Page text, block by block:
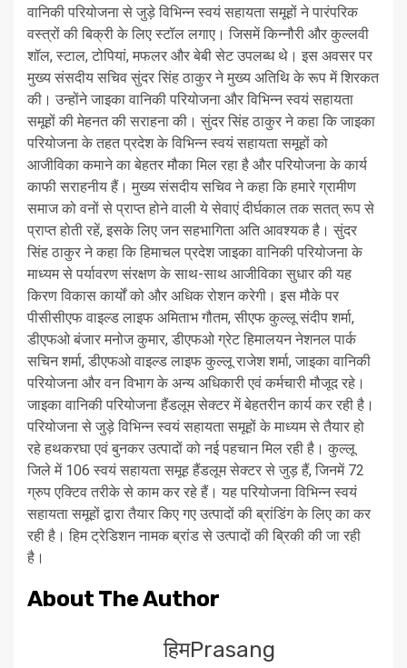
वानिकी परियोजना से जुड़े विभिन्न स्वयं सहायता समूहों ने पारंपरिक
वस्त्रों की बिक्री के लिए स्टॉल लगाए। जिसमें किन्नौरी और कुल्लवी
शॉल, स्टाल, टोपियां, मफलर और बेबी सेट उपलब्ध थे। इस अवसर पर
मुख्य संसदीय सचिव सुंदर सिंह ठाकुर ने मुख्य अतिथि के रूप में शिरकत
की। उन्होंने जाइका वानिकी परियोजना और विभिन्न स्वयं सहायता
समूहों की मेहनत की सराहना की। सुंदर सिंह ठाकुर ने कहा कि जाइका
परियोजना के तहत प्रदेश के विभिन्न स्वयं सहायता समूहों को
आजीविका कमाने का बेहतर मौका मिल रहा है और परियोजना के कार्य
काफी सराहनीय हैं। मुख्य संसदीय सचिव ने कहा कि हमारे ग्रामीण
समाज को वनों से प्राप्त होने वाली ये सेवाएं दीर्घकाल तक सतत् रूप से
प्राप्त होती रहें, इसके लिए जन सहभागिता अति आवश्यक है। सुंदर
सिंह ठाकुर ने कहा कि हिमाचल प्रदेश जाइका वानिकी परियोजना के
माध्यम से पर्यावरण संरक्षण के साथ-साथ आजीविका सुधार की यह
किरण विकास कार्यों को और अधिक रोशन करेगी। इस मौके पर
पीसीसीएफ वाइल्ड लाइफ अमिताभ गौतम, सीएफ कुल्लू संदीप शर्मा,
डीएफओ बंजार मनोज कुमार, डीएफओ ग्रेट हिमालयन नेशनल पार्क
सचिन शर्मा, डीएफओ वाइल्ड लाइफ कुल्लू राजेश शर्मा, जाइका वानिकी
परियोजना और वन विभाग के अन्य अधिकारी एवं कर्मचारी मौजूद रहे।
जाइका वानिकी परियोजना हैंडलूम सेक्टर में बेहतरीन कार्य कर रही है।
परियोजना से जुड़े विभिन्न स्वयं सहायता समूहों के माध्यम से तैयार हो
रहे हथकरघा एवं बुनकर उत्पादों को नई पहचान मिल रही है। कुल्लू
जिले में 106 स्वयं सहायता समूह हैंडलूम सेक्टर से जुड़ हैं, जिनमें 72
ग्रुप एक्टिव तरीके से काम कर रहे हैं। यह परियोजना विभिन्न स्वयं
सहायता समूहों द्वारा तैयार किए गए उत्पादों की ब्रांडिंग के लिए का कर
रही है। हिम ट्रेडिशन नामक ब्रांड से उत्पादों की ब्रिकी की जा रही
है।
About The Author
हिमPrasang